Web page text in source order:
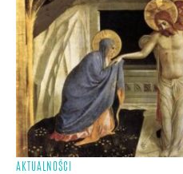
AKTUALNOŚCI